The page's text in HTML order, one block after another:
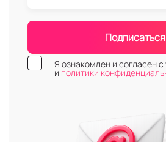
Подписаться
Я ознакомлен и согласен
и политики